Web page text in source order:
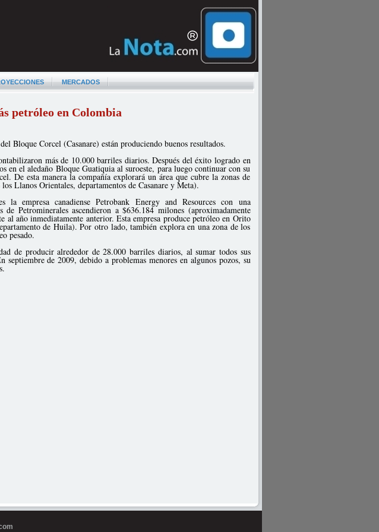
MERCADOS
petróleo en Colombia
Bloque Corcel (Casanare) están produciendo buenos resultados.
más de 10.000 barriles diarios. Después del éxito logrado en
en el aledaño Bloque Guatiquia al suroeste, para luego continuar con su
De esta manera la compañía explorará un área que cubre la zonas de
Llanos Orientales, departamentos de Casanare y Meta).
la empresa canadiense Petrobank Energy and Resources con una
Petrominerales ascendieron a $636.184 milones (aproximadamente
año inmediatamente anterior. Esta empresa produce petróleo en Orito
de Huila). Por otro lado, también explora en una zona de los
pesado.
de producir alrededor de 28.000 barriles diarios, al sumar todos sus
septiembre de 2009, debido a problemas menores en algunos pozos, su